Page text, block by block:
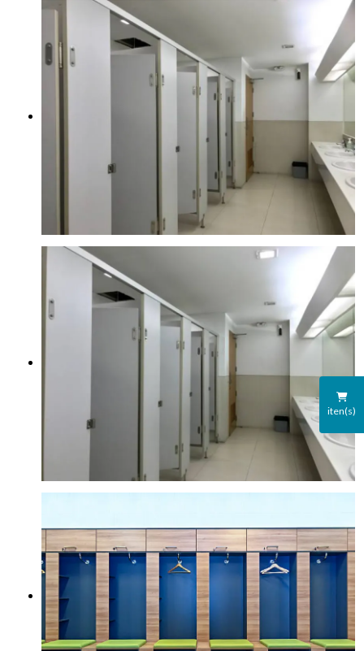
iten(s)